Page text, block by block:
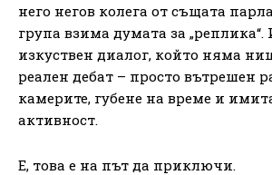
него негов колега от същата
група взима думата за
изкуствен диалог, който няма
реален дебат – просто вътрешен
камерите, губене на време и
активност.
Е, това е на път да приключи.